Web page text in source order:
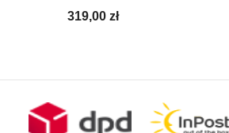
Cena
319,00 zł